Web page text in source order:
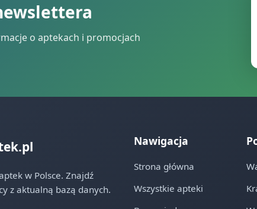
o aptekach i promocjach
w Polsce. Znajdź
z aktualną bazą danych.
Nawigacja
Strona główna
Wszystkie apteki